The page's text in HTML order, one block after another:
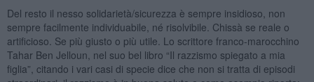
Del resto il nesso solidarietà/sicurezza è sempre insidioso, non
sempre facilmente individuabile, né risolvibile. Chissà se reale o
artificioso. Se più giusto o più utile. Lo scrittore franco-marocchino
Tahar Ben Jelloun, nel suo bel libro “Il razzismo spiegato a mia
figlia”, citando i vari casi di specie dice che non si tratta di episodi